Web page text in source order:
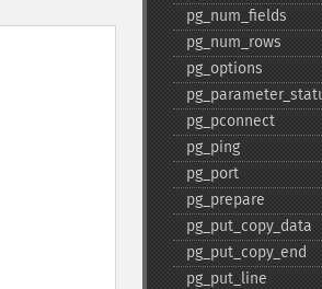
pg_​num_​fields
pg_​num_​rows
pg_​options
pg_​pconnect
pg_​ping
pg_​port
pg_​prepare
pg_​put_​copy_​data
pg_​put_​copy_​end
pg_​put_​line